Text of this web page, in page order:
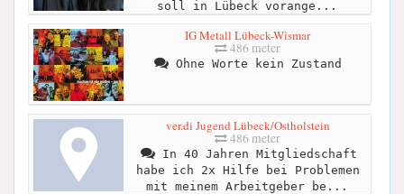
soll in Lübeck vorange...
IG Metall Lübeck-Wismar
486 meter
Ohne Worte kein Zustand
ver.di Jugend Lübeck/Ostholstein
486 meter
In 40 Jahren Mitgliedschaft
habe ich 2x Hilfe bei Problemen
mit meinem Arbeitgeber be...